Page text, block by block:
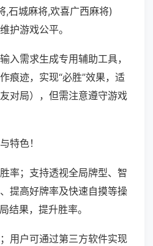
,石城麻将,欢喜广西麻将)
护游戏公平。
入需求生成专用辅助工具，
痕迹，实现“必胜”效果，适
对局），但需注意遵守游戏
特色！
率；支持透视全局牌型、智
提高好牌率及快速自摸等操
结果，提升胜率。
用户可通过第三方软件实现